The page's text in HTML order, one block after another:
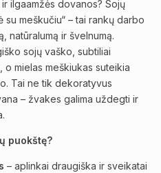
ilgaamžės dovanos? Sojų
meškučiu“ – tai rankų darbo
natūralumą ir švelnumą.
sojų vaško, subtiliai
mielas meškiukas suteikia
Tai ne tik dekoratyvus
– žvakes galima uždegti ir
puokštę?
– aplinkai draugiška ir sveikatai